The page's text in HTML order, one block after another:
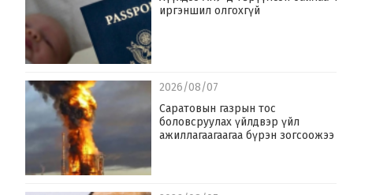
иргэншил олгохгүй
2026/08/07
Саратовын газрын тос
боловсруулах үйлдвэр үйл
ажиллагаагаагаа бүрэн зогсоожээ